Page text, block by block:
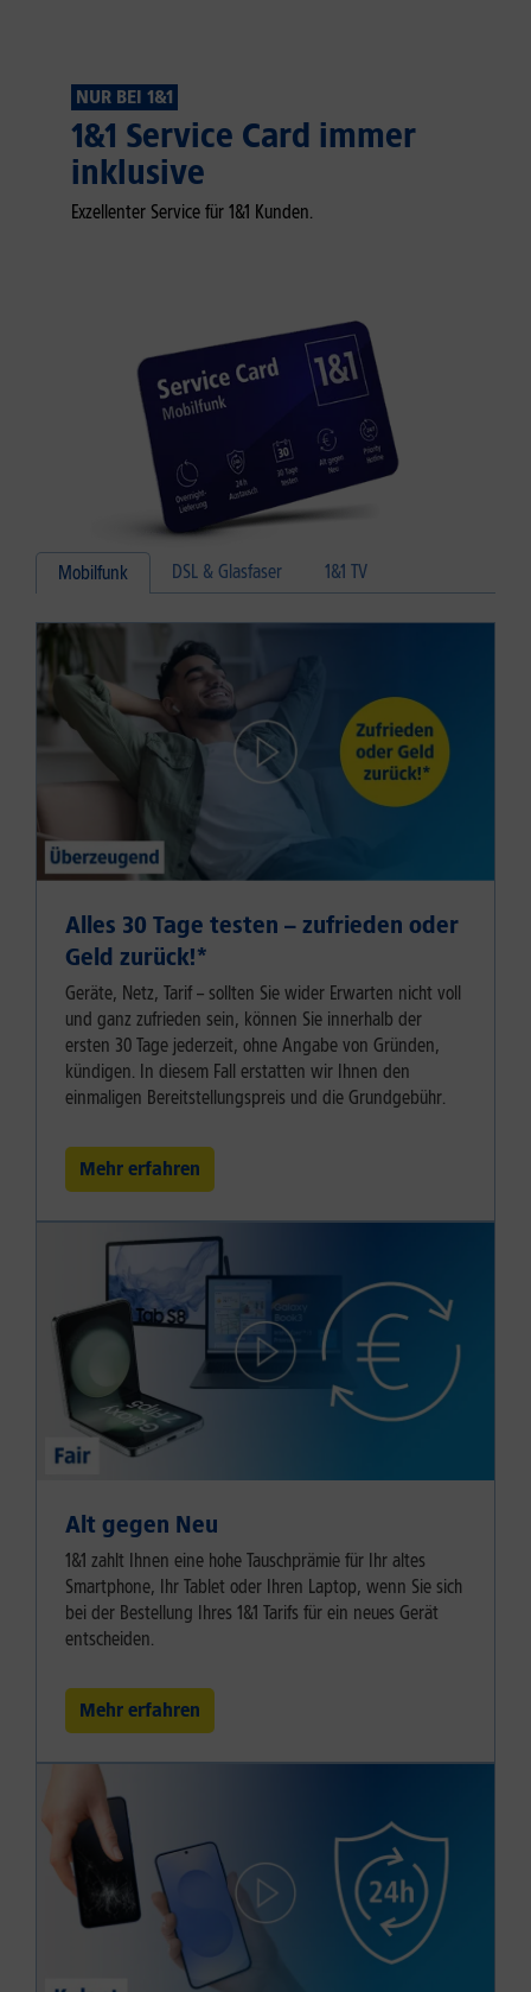
NUR BEI 1&1
1&1 Service Card immer
inklusive
Exzellenter Service für 1&1 Kunden.
Mobilfunk DSL & Glasfaser 1&1 TV
Alles 30 Tage testen – zufrieden oder
Geld zurück!⁠*
Geräte, Netz, Tarif – sollten Sie wider Erwarten nicht voll
und ganz zufrieden sein, können Sie innerhalb der
ersten 30 Tage jederzeit, ohne Angabe von Gründen,
kündigen. In diesem Fall erstatten wir Ihnen den
einmaligen Bereitstellungspreis und die Grundgebühr.
Mehr erfahren
Alt gegen Neu
1&1 zahlt Ihnen eine hohe Tauschprämie für Ihr altes
Smartphone, Ihr Tablet oder Ihren Laptop, wenn Sie sich
bei der Bestellung Ihres 1&1 Tarifs für ein neues Gerät
entscheiden.
Mehr erfahren